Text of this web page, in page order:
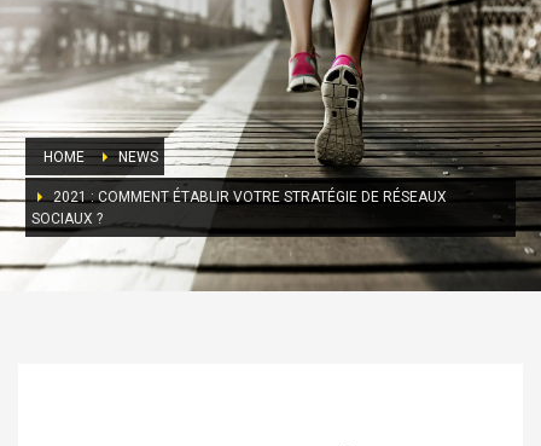
HOME NEWS
2021 : COMMENT ÉTABLIR VOTRE STRATÉGIE DE RÉSEAUX
SOCIAUX ?